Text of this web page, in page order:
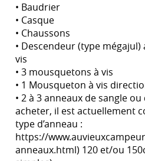
• Baudrier
• Casque
• Chaussons
• Descendeur (type
vis
• 3 mousquetons à vis
• 1 Mousqueton à vis
• 2 à 3 anneaux de sangle
acheter, il est actuellement
type d’anneau :
https://
anneaux.html) 120 et/ou